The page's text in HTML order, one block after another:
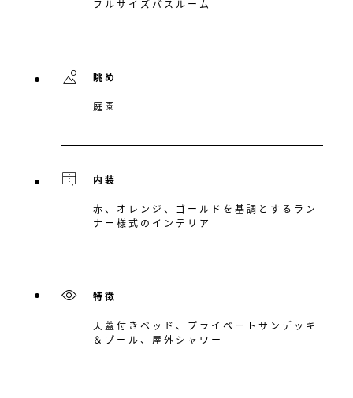
フルサイズバスルーム
眺め
庭園
内装
赤、オレンジ、ゴールドを基調とするラン
ナー様式のインテリア
特徴
天蓋付きベッド、プライベートサンデッキ
＆プール、屋外シャワー